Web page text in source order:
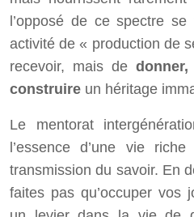
l’opposé de ce spectre
activité de « production de
recevoir, mais de
construire un héritage
Le mentorat
l’essence d’une vie
transmission du savoir. En
faites pas qu’occuper vos